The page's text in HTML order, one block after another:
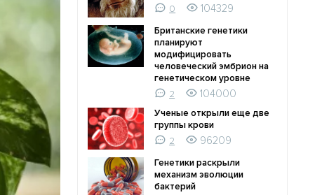
0
104329
Британские генетики
планируют
модифицировать
человеческий эмбрион на
генетическом уровне
2
104000
Ученые открыли еще две
группы крови
2
96209
Генетики раскрыли
механизм эволюции
бактерий